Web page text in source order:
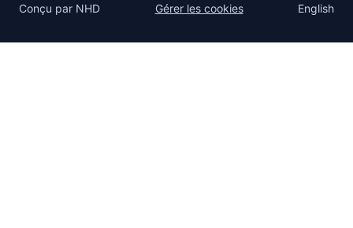
Conçu par NHD Gérer les cookies English